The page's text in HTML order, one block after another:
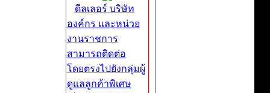
ดีลเลอร์ บริษัท
องค์กร และหน่วย
งานราชการ
สามารถติดต่อ
โดยตรงไปยังกลุ่มผู้
ดูแลลูกค้าพิเศษ